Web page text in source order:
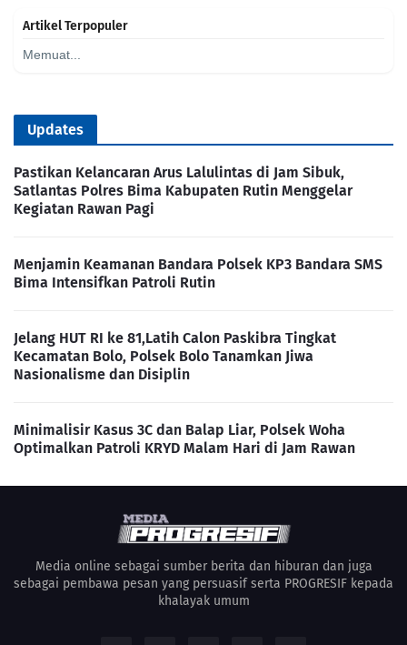
Artikel Terpopuler
Memuat...
Updates
Pastikan Kelancaran Arus Lalulintas di Jam Sibuk,
Satlantas Polres Bima Kabupaten Rutin Menggelar
Kegiatan Rawan Pagi
Menjamin Keamanan Bandara Polsek KP3 Bandara SMS
Bima Intensifkan Patroli Rutin
Jelang HUT RI ke 81,Latih Calon Paskibra Tingkat
Kecamatan Bolo, Polsek Bolo Tanamkan Jiwa
Nasionalisme dan Disiplin
Minimalisir Kasus 3C dan Balap Liar, Polsek Woha
Optimalkan Patroli KRYD Malam Hari di Jam Rawan
Media online sebagai sumber berita dan hiburan dan juga
sebagai pembawa pesan yang persuasif serta PROGRESIF kepada
khalayak umum